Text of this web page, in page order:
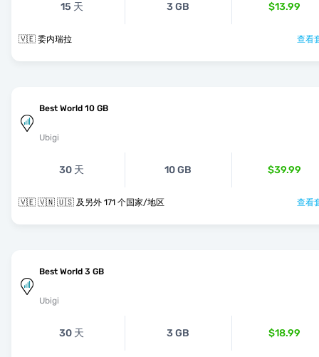
15 天 3 GB $13.99
🇻🇪 委内瑞拉 查看
Best World 10 GB
Ubigi
30 天 10 GB $39.99
🇻🇪 🇻🇳 🇺🇸 及另外 171 个国家/地区 查看
Best World 3 GB
Ubigi
30 天 3 GB $18.99